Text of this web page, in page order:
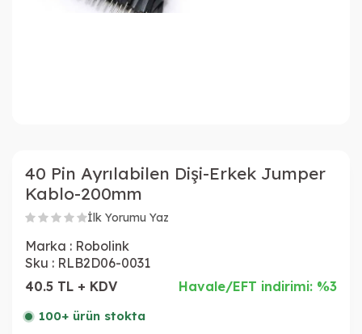
40 Pin Ayrılabilen Dişi-Erkek Jumper
Kablo-200mm
İlk Yorumu Yaz
Marka : Robolink
Sku : RLB2D06-0031
40.5 TL + KDV
Havale/EFT indirimi: %3
100+ ürün stokta